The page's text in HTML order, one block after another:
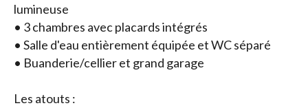
lumineuse
• 3 chambres avec placards intégrés
• Salle d'eau entièrement équipée et WC séparé
• Buanderie/cellier et grand garage
Les atouts :